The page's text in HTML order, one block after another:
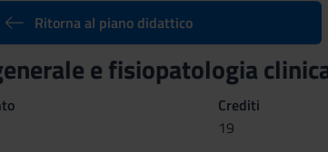
Ritorna al piano didattico
e fisiopatologia
Crediti
19